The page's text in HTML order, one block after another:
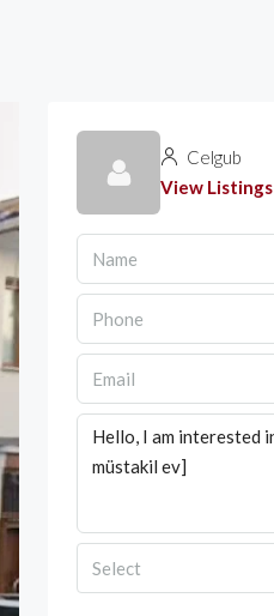
Celgub
View Listings
Select